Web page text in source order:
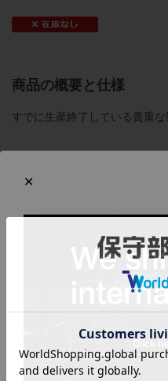
商品の概要と仕様
すでに生産終了している貴重な
軸径：Φ35mm
メーカーページ をご覧く
実際に回転させて正常に動作
アンプ(MR-J2S-200A)に接続
と、および異音や芯振れがな